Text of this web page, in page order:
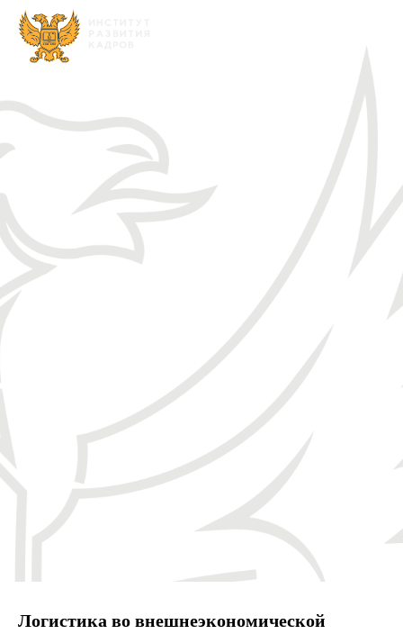
Логистика во внешнеэкономической